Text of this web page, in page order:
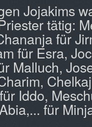
Jojakims
tätig:
für
für Esra,
Malluch,
Iddo,
für